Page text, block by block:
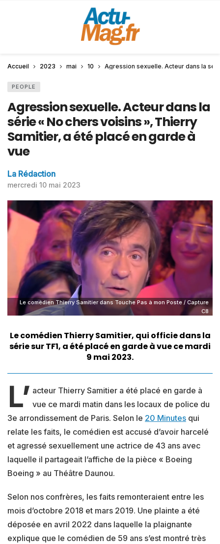
Accueil 2023 mai 10 Agression sexuelle. Acteur dans la
PEOPLE
Agression sexuelle. Acteur dans la
série « No chers voisins », Thierry
Samitier, a été placé en garde à
vue
La Rédaction
mercredi 10 mai 2023
Le comédien Thierry Samitier dans Touche Pas à mon Poste / Capture
C8
Le comédien Thierry Samitier, qui officie dans la
série sur TF1, a été placé en garde à vue ce mardi
9 mai 2023.
L’ acteur Thierry Samitier a été placé en garde à
vue ce mardi matin dans les locaux de police du
3e arrondissement de Paris. Selon le 20 Minutes qui
relate les faits, le comédien est accusé d’avoir harcelé
et agressé sexuellement une actrice de 43 ans avec
laquelle il partageait l’affiche de la pièce « Boeing
Boeing » au Théâtre Daunou.
Selon nos confrères, les faits remonteraient entre les
mois d’octobre 2018 et mars 2019. Une plainte a été
déposée en avril 2022 dans laquelle la plaignante
explique que le comédien de 59 ans s’est montré très